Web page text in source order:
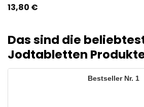
13,80 €
Das sind die
Jodtabletten
1